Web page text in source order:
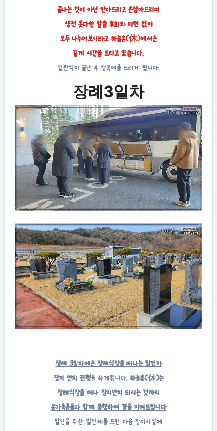
끝나는 것이 아닌 안아드리고 손잡아드리며
생전 못다한 말씀 후회와 미련 없이
모두 나누어보시라고 하늘휴(休)에서는
길게 시간을 드리고 있습니다.
입관식이 끝난 후 성복제를 드리게 됩니다.
장례3일차
장례 3일차에는 장례식장을 떠나는 발인과
장지 안치 진행을 하게됩니다.하늘휴(休)는
장례식장을 떠나 장지안치 되시는 것까지
유가족분들과 함께 동행하여 곁을 지켜드립니다
발인을 위한 발인제를 드린 다음 장지시설에